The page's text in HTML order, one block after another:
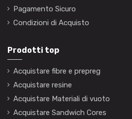
Pagamento Sicuro
Condizioni di Acquisto
Prodotti top
Acquistare fibre e prepreg
Acquistare resine
Acquistare Materiali di vuoto
Acquistare Sandwich Cores